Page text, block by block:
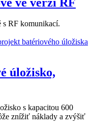
s RF komunikací.
úložisko,
s kapacitou 600
znížiť náklady a zvýšiť